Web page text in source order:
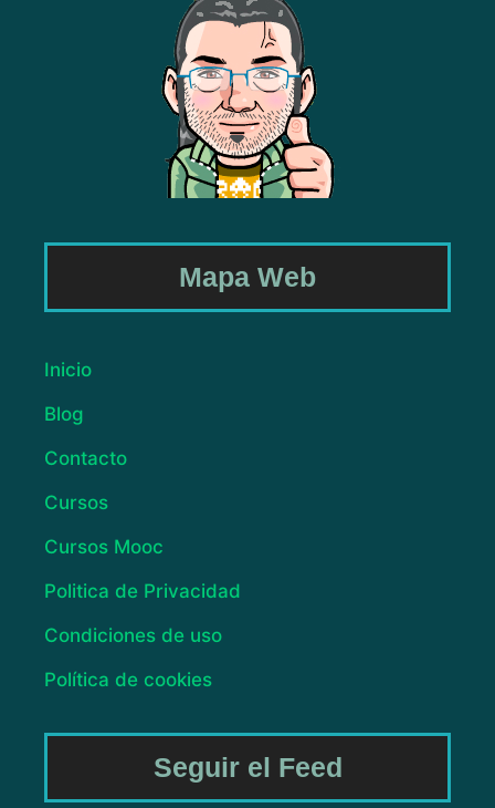
Mapa Web
Inicio
Blog
Contacto
Cursos
Cursos Mooc
Politica de Privacidad
Condiciones de uso
Política de cookies
Seguir el Feed